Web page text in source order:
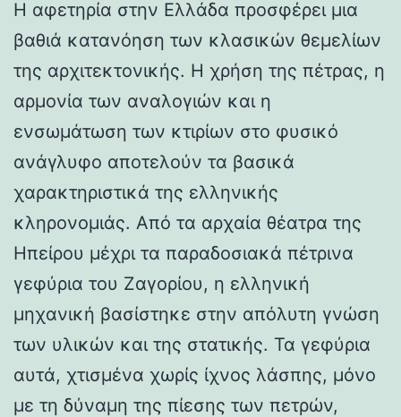
Η αφετηρία στην Ελλάδα προσφέρει μια
βαθιά κατανόηση των κλασικών θεμελίων
της αρχιτεκτονικής. Η χρήση της πέτρας, η
αρμονία των αναλογιών και η
ενσωμάτωση των κτιρίων στο φυσικό
ανάγλυφο αποτελούν τα βασικά
χαρακτηριστικά της ελληνικής
κληρονομιάς. Από τα αρχαία θέατρα της
Ηπείρου μέχρι τα παραδοσιακά πέτρινα
γεφύρια του Ζαγορίου, η ελληνική
μηχανική βασίστηκε στην απόλυτη γνώση
των υλικών και της στατικής. Τα γεφύρια
αυτά, χτισμένα χωρίς ίχνος λάσπης, μόνο
με τη δύναμη της πίεσης των πετρών,